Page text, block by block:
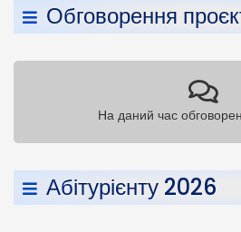
Обговорення
На даний час
Абітурієнту 2026